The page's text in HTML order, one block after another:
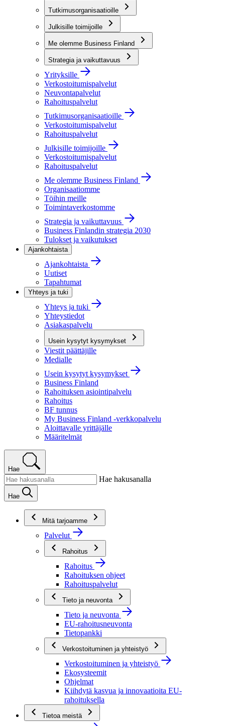
Tutkimusorganisaatioille
Julkisille toimijoille
Me olemme Business Finland
Strategia ja vaikuttavuus
Yrityksille
Verkostoitumispalvelut
Neuvontapalvelut
Rahoituspalvelut
Tutkimusorganisaatioille
Verkostoitumispalvelut
Rahoituspalvelut
Julkisille toimijoille
Verkostoitumispalvelut
Rahoituspalvelut
Me olemme Business Finland
Organisaatiomme
Töihin meille
Toimintaverkostomme
Strategia ja vaikuttavuus
Business Finlandin strategia 2030
Tulokset ja vaikutukset
Ajankohtaista
Ajankohtaista
Uutiset
Tapahtumat
Yhteys ja tuki
Yhteys ja tuki
Yhteystiedot
Asiakaspalvelu
Usein kysytyt kysymykset
Viestit päättäjille
Medialle
Usein kysytyt kysymykset
Business Finland
Rahoituksen asiointipalvelu
Rahoitus
BF tunnus
My Business Finland -verkkopalvelu
Aloittavalle yrittäjälle
Määritelmät
Hae
Hae hakusanalla
Hae
Mitä tarjoamme
Palvelut
Rahoitus
Rahoitus
Rahoituksen ohjeet
Rahoituspalvelut
Tieto ja neuvonta
Tieto ja neuvonta
EU-rahoitusneuvonta
Tietopankki
Verkostoituminen ja yhteistyö
Verkostoituminen ja yhteistyö
Ekosysteemit
Ohjelmat
Kiihdytä kasvua ja innovaatioita EU-
rahoituksella
Tietoa meistä